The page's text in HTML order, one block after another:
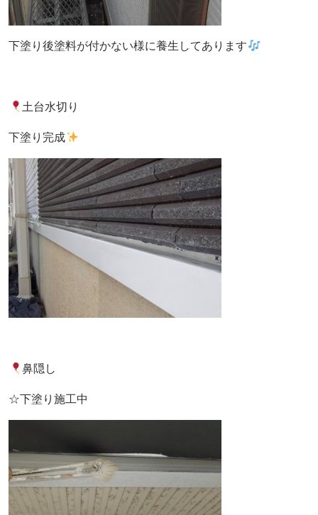
下塗り後塗料が付かない様に養生してあります
土台水切り
下塗り完成
鼻隠し
☆下塗り施工中